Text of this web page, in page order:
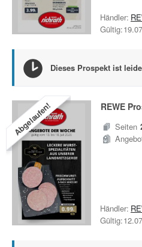
Gültig:
Händler:
Dieses Prospekt ist
Abgelaufen! REWE
Seiten
Gültig:
Händler: